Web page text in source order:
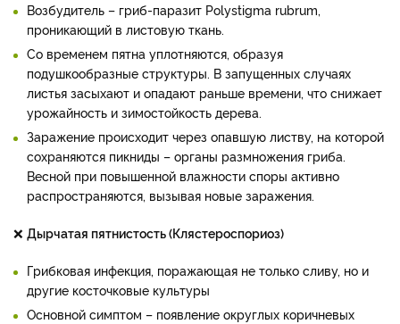
Возбудитель – гриб-паразит Polystigma rubrum,
проникающий в листовую ткань.
Со временем пятна уплотняются, образуя
подушкообразные структуры. В запущенных случаях
листья засыхают и опадают раньше времени, что снижает
урожайность и зимостойкость дерева.
Заражение происходит через опавшую листву, на которой
сохраняются пикниды – органы размножения гриба.
Весной при повышенной влажности споры активно
распространяются, вызывая новые заражения.
❌ Дырчатая пятнистость (Клястероспориоз)
Грибковая инфекция, поражающая не только сливу, но и
другие косточковые культуры
Основной симптом – появление округлых коричневых